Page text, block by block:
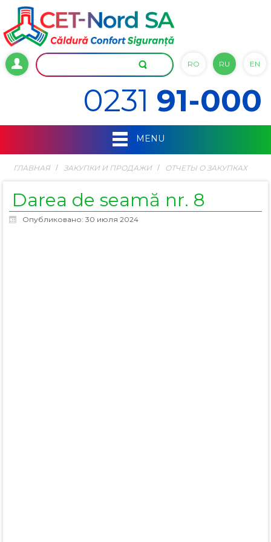
RO RU EN
0231 91-000
MENU
ГЛАВНАЯ ЗАКУПКИ И ПРОДАЖИ ОТЧЕТЫ О ЗАКУПКАХ
Darea de seamă nr. 8
Опубликовано: 30 июля 2024